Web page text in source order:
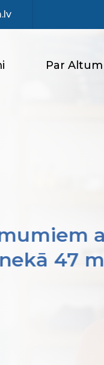
Par Altum
47